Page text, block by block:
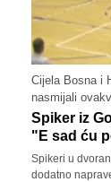
Cijela Bosna i
nasmijali
Spiker iz
"E sad ću
Spikeri u
dodatno